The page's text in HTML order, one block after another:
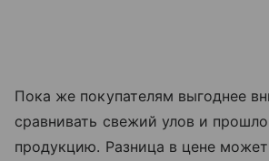
Пока же покупателям выгоднее
сравнивать свежий улов и
продукцию. Разница в цене